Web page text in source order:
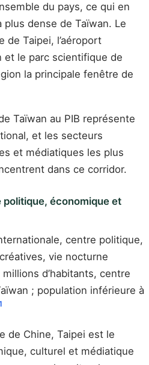
du pays, ce qui en
dense de Taïwan. Le
Taipei, l’aéroport
et le parc scientifique de
la principale fenêtre de
Taïwan au PIB représente
et les secteurs
et médiatiques les plus
dans ce corridor.
économique et
centre politique,
vie nocturne
d’habitants, centre
; population inférieure à
de Chine, Taipei est le
culturel et médiatique